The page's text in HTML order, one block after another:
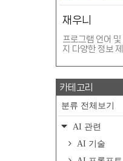
재우니
프로그램 언어
지 다양한 정보
카테고리
분류 전체보기
AI 관련
AI 기술